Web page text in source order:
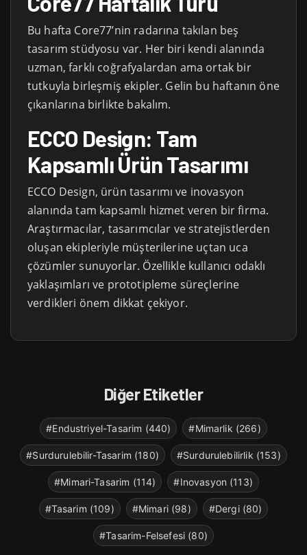
Bu hafta Core77’nin radarına takılan beş
tasarım stüdyosu var. Her biri kendi alanında
uzman, farklı coğrafyalardan ama ortak bir
tutkuyla birleşmiş ekipler. Gelin bu haftanın öne
çıkanlarına birlikte bakalım.
ECCO Design: Tam
Kapsamlı Ürün Tasarımı
ECCO Design, ürün tasarımı ve inovasyon
alanında tam kapsamlı hizmet veren bir firma.
Araştırmacılar, tasarımcılar ve stratejistlerden
oluşan ekipleriyle müşterilerine uçtan uca
çözümler sunuyorlar. Özellikle kullanıcı odaklı
yaklaşımları ve prototipleme süreçlerine
verdikleri önem dikkat çekiyor.
Diğer Etiketler
#Endustriyel-Tasarim (440) #Mimarlik (266)
#Surdurulebilir-Tasarim (180) #Surdurulebilirlik (153)
#Mimari-Tasarim (114) #Inovasyon (113)
#Tasarim (109) #Mimari (98) #Dergi (80)
#Tasarim-Felsefesi (80)